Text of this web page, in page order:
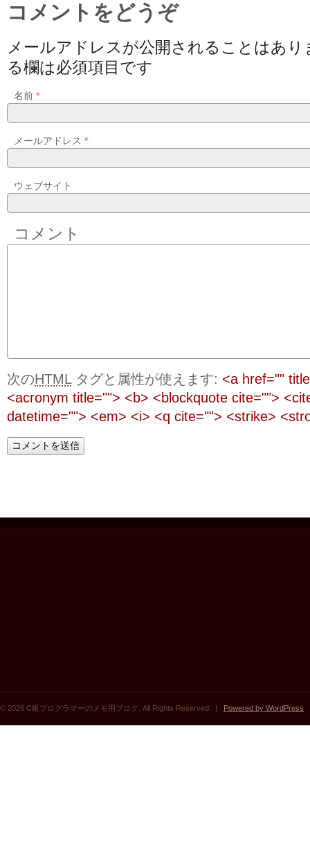
コメントをどうぞ
メールアドレスが公開されることはあ
る欄は必須項目です
名前 *
メールアドレス *
ウェブサイト
コメント
次のHTMLタグと属性が使えます: <a href=""
<acronym title=""> <b> <blockquote cite="">
datetime=""> <em> <i> <q cite=""> <strike>
© 2026 C級プログラマーのメモ用ブログ. All Rights Reserved. | Powered by WordPress